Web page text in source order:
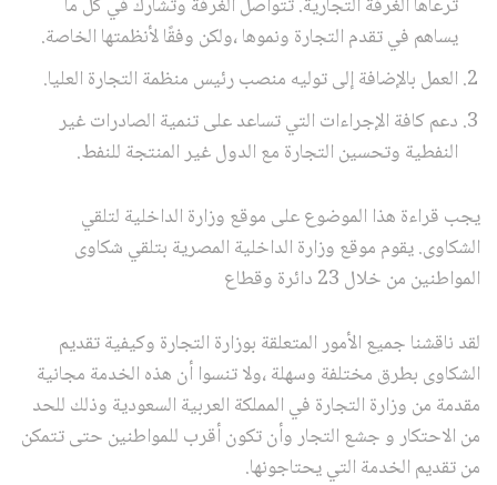
يساهم في تقدم التجارة ونموها ،ولكن وفقًا لأنظمتها الخاصة.
العمل بالإضافة إلى توليه منصب رئيس منظمة التجارة العليا.
دعم كافة الإجراءات التي تساعد على تنمية الصادرات غير
النفطية وتحسين التجارة مع الدول غير المنتجة للنفط.
يجب قراءة هذا الموضوع على موقع وزارة الداخلية لتلقي
الشكاوى. يقوم موقع وزارة الداخلية المصرية بتلقي شكاوى
المواطنين من خلال 23 دائرة وقطاع
لقد ناقشنا جميع الأمور المتعلقة بوزارة التجارة وكيفية تقديم
الشكاوى بطرق مختلفة وسهلة ،ولا تنسوا أن هذه الخدمة مجانية
مقدمة من وزارة التجارة في المملكة العربية السعودية وذلك للحد
من الاحتكار و جشع التجار وأن تكون أقرب للمواطنين حتى تتمكن
من تقديم الخدمة التي يحتاجونها.